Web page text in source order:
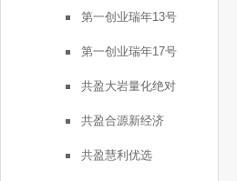
第一创业瑞年13号
第一创业瑞年17号
共盈大岩量化绝对
共盈合源新经济
共盈慧利优选